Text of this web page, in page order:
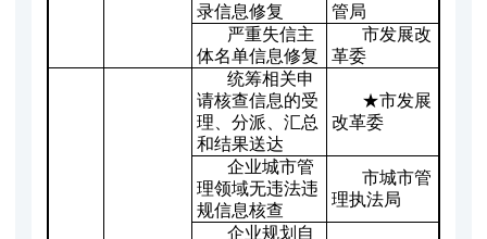
录信息修复
管局
严重失信主
体名单信息修复
市发展改
革委
统筹相关申
请核查信息的受
理、分派、汇总
和结果送达
★市发展
改革委
企业城市管
理领域无违法违
规信息核查
市城市管
理执法局
企业规划自